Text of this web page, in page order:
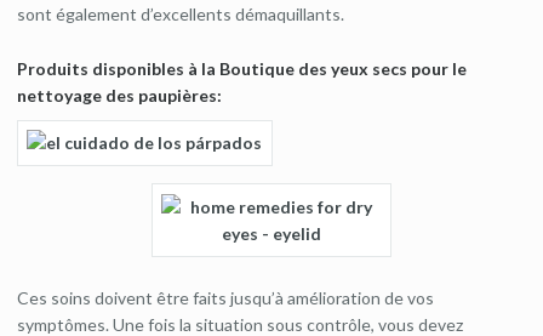
sont également d’excellents démaquillants.
Produits disponibles à la Boutique des yeux secs pour le
nettoyage des paupières:
Ces soins doivent être faits jusqu’à amélioration de vos
symptômes. Une fois la situation sous contrôle, vous devez